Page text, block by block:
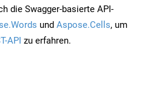
die Swagger-basierte API-
und Aspose.Cells, um
API zu erfahren.